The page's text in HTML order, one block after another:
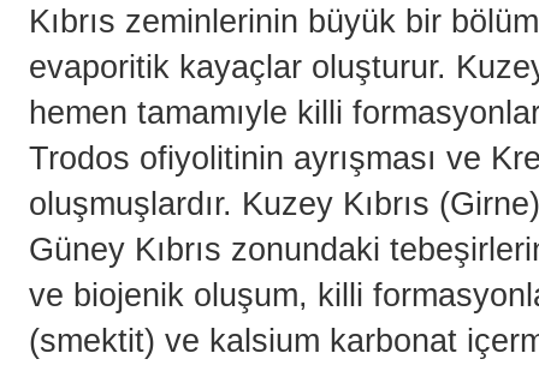
Kıbrıs zeminlerinin büyük bir
evaporitik kayaçlar oluşturur.
hemen tamamıyle killi
Trodos ofiyolitinin ayrışması ve
oluşmuşlardır. Kuzey Kıbrıs
Güney Kıbrıs zonundaki
ve biojenik oluşum, killi
(smektit) ve kalsium karbonat